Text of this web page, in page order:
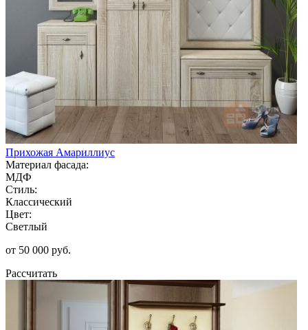
Прихожая Амариллиус
Материал фасада:
МДФ
Стиль:
Классический
Цвет:
Светлый
от 50 000 руб.
Рассчитать